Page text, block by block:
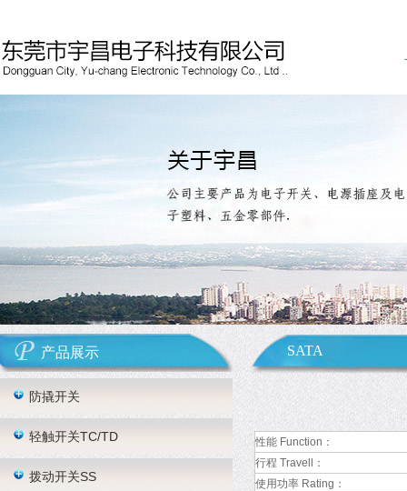
产品展示
防撬开关
轻触开关TC/TD
拨动开关SS
SATA
性能 Function：
行程 Travell：
使用功率 Rating：